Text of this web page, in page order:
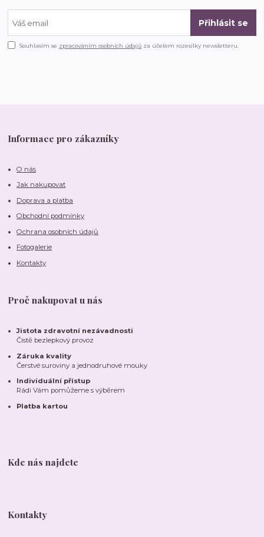
Přihlásit se
Souhlasím se zpracováním osobních údajů za účelem rozesílky newsletteru.
Informace pro zákazníky
O nás
Jak nakupovat
Doprava a platba
Obchodní podmínky
Ochrana osobních údajů
Fotogalerie
Kontakty
Proč nakupovat u nás
Jistota zdravotní nezávadnosti
Čistě bezlepkový provoz
Záruka kvality
Čerstvé suroviny a jednodruhové mouky
Individuální přístup
Rádi Vám pomůžeme s výběrem
Platba kartou
Kde nás najdete
Kontakty